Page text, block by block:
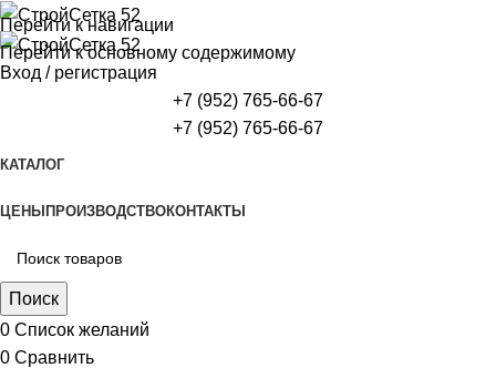
Перейти к навигации
Перейти к основному содержимому
Вход / регистрация
+7 (952) 765-66-67
+7 (952) 765-66-67
КАТАЛОГ
ЦЕНЫПРОИЗВОДСТВОКОНТАКТЫ
Поиск
0 Список желаний
0 Сравнить